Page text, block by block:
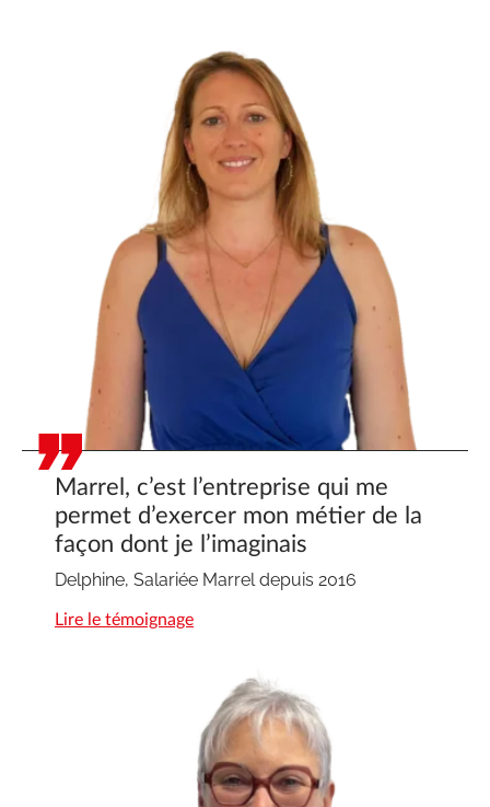
Marrel, c’est l’entreprise qui me
permet d’exercer mon métier de la
façon dont je l’imaginais
Delphine, Salariée Marrel depuis 2016
Lire le témoignage